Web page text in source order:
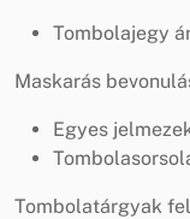
Tombolajegy
Maskarás
Egyes
Tombolatárgyak